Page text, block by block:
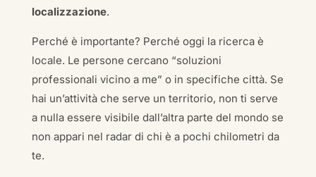
localizzazione.
Perché è importante? Perché oggi la ricerca è
locale. Le persone cercano “soluzioni
professionali vicino a me” o in specifiche città. Se
hai un’attività che serve un territorio, non ti serve
a nulla essere visibile dall’altra parte del mondo se
non appari nel radar di chi è a pochi chilometri da
te.